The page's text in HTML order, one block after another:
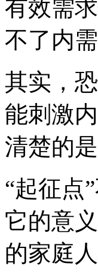
有效需
不了内
其实，
能刺激
清楚的
“起征点
它的意
的家庭